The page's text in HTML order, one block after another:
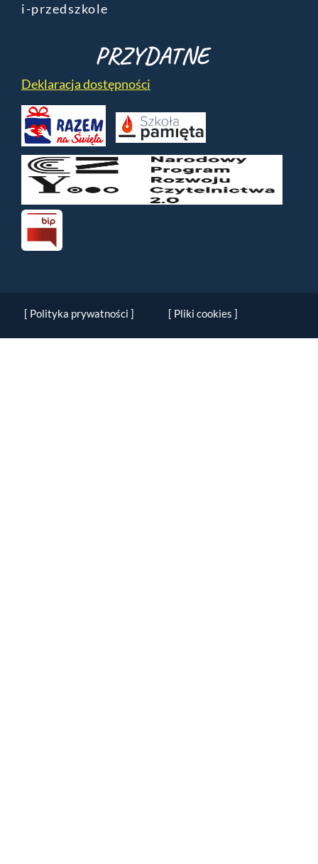
i-przedszkole
PRZYDATNE
Deklaracja dostępności
[ Polityka prywatności ] [ Pliki cookies ]